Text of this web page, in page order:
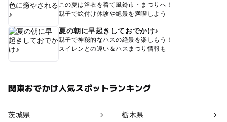
この夏は浴衣を着て風鈴市・まつりへ！
親子で絵付け体験や絶景を満喫しよう
夏の朝に早起きしておでかけ♪
親子で神秘的なハスの絶景を楽しもう！
スイレンとの違い＆ハスまつり情報も
関東おでかけ人気スポットランキング
茨城県 栃木県